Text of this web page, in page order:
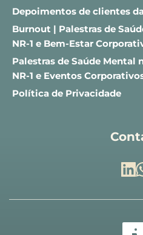
Depoimentos de clientes
Burnout | Palestras de
NR-1 e Bem-Estar
Palestras de Saúde Mental
NR-1 e Eventos
Política de Privacidade